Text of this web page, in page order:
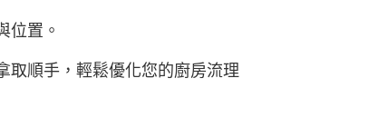
位置。
取順手，輕鬆優化您的廚房流理